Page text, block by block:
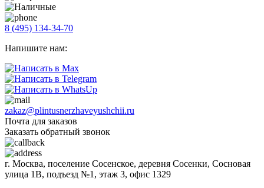
8 (495) 134-34-70
Напишите нам:
zakaz@plintusnerzhaveyushchii.ru
Почта для заказов
Заказать обратный звонок
г. Москва, поселение Сосенское, деревня Сосенки, Сосновая
улица 1В, подъезд №1, этаж 3, офис 1329